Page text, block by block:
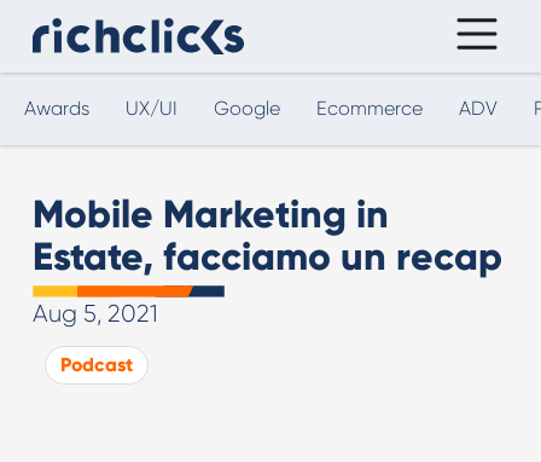
Awards UX/UI Google Ecommerce ADV
Mobile Marketing in
Estate, facciamo un recap
Aug 5, 2021
Podcast